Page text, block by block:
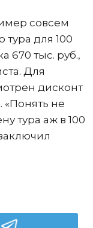
совсем
для 100
670 тыс. руб.,
Для
дисконт
«Понять не
тура аж в 100